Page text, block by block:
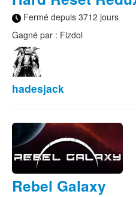
Fermé depuis 3712 jours
Gagné par : Fizdol
hadesjack
Rebel Galaxy